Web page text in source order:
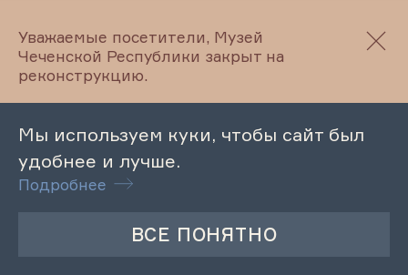
10.02.2025
Лекция «Музей Л.Н. Толстого в
формировании исторической
памяти»
Уважаемые посетители, Музей
Чеченской Республики закрыт на
реконструкцию.
Мы используем куки, чтобы сайт был
удобнее и лучше.
Подробнее